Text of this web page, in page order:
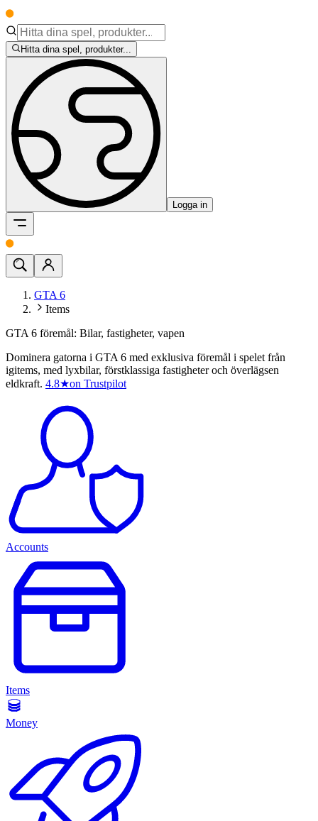
Hitta dina spel, produkter...
Logga in
GTA 6
Items
GTA 6 föremål: Bilar, fastigheter, vapen
Dominera gatorna i GTA 6 med exklusiva föremål i spelet från
igitems, med lyxbilar, förstklassiga fastigheter och överlägsen
eldkraft. 4.8★on Trustpilot
Accounts
Items
Money